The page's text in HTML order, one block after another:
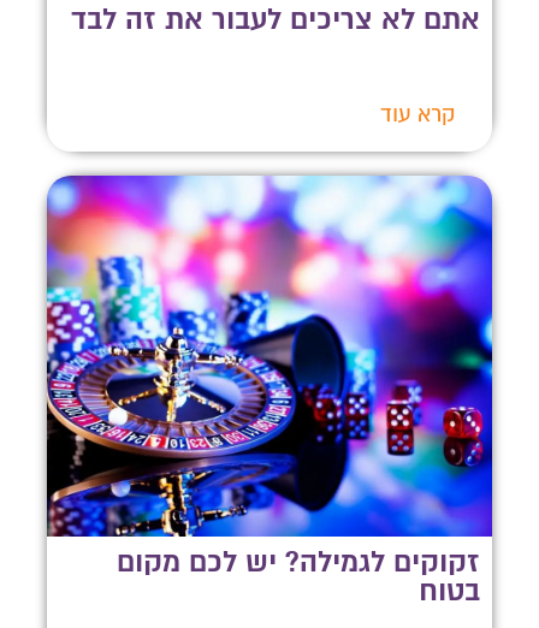
אתם לא צריכים לעבור את זה לבד
קרא עוד
זקוקים לגמילה? יש לכם מקום
בטוח